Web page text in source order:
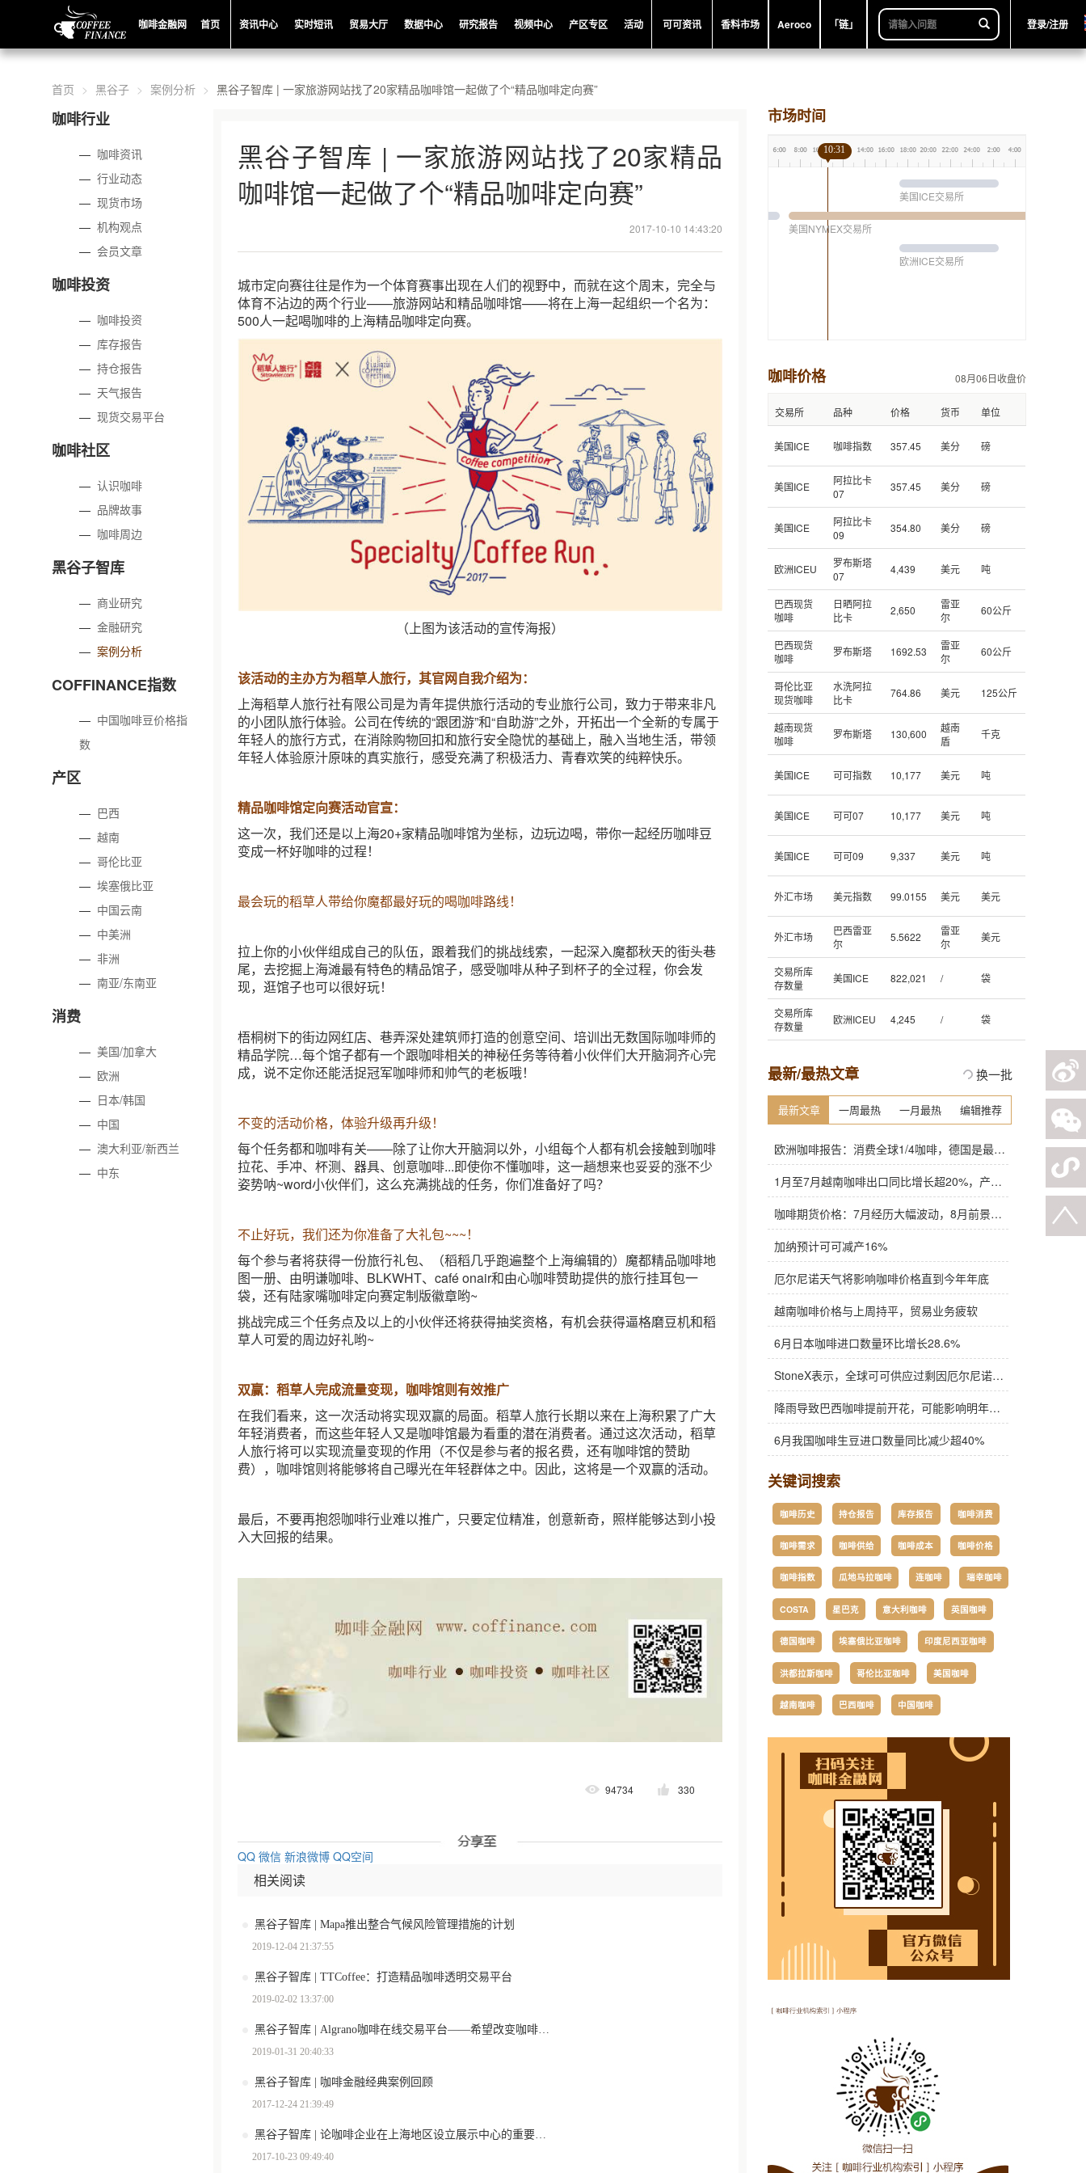
咖啡金融网 首页 资讯中心 实时短讯 贸易大厅 数据中心 研究报告 视频中心 产区专区 活动 可可资讯 香料市场 Aeroco 「链」 登录/注册
首页 黑谷子 案例分析 黑谷子智库 | 一家旅游网站找了20家精品咖啡馆一起做了个“精品咖啡定向赛”
咖啡行业
— 咖啡资讯
—行业动态
—现货市场
—机构观点
—会员文章
咖啡投资
— 咖啡投资
— 库存报告
—持仓报告
— 天气报告
—现货交易平台
咖啡社区
—认识咖啡
— 品牌故事
— 咖啡周边
黑谷子智库
— 商业研究
—金融研究
—案例分析
COFFINANCE指数
— 中国咖啡豆价格指
数
产区
— 巴西
—越南
—哥伦比亚
—埃塞俄比亚
— 中国云南
— 中美洲
—非洲
—南亚/东南亚
消费
—美国/加拿大
— 欧洲
— 日本/韩国
— 中国
— 澳大利亚/新西兰
— 中东
黑谷子智库 | 一家旅游网站找了20家精品
咖啡馆一起做了个“精品咖啡定向赛”
2017-10-10 14:43:20
城市定向赛往往是作为一个体育赛事出现在人们的视野中，而就在这个周末，完全与
体育不沾边的两个行业——旅游网站和精品咖啡馆——将在上海一起组织一个名为：
500人一起喝咖啡的上海精品咖啡定向赛。
（上图为该活动的宣传海报）
该活动的主办方为稻草人旅行，其官网自我介绍为：
上海稻草人旅行社有限公司是为青年提供旅行活动的专业旅行公司，致力于带来非凡
的小团队旅行体验。公司在传统的“跟团游”和“自助游”之外，开拓出一个全新的专属于
年轻人的旅行方式，在消除购物回扣和旅行安全隐忧的基础上，融入当地生活，带领
年轻人体验原汁原味的真实旅行，感受充满了积极活力、青春欢笑的纯粹快乐。
精品咖啡馆定向赛活动官宣：
这一次，我们还是以上海20+家精品咖啡馆为坐标，边玩边喝，带你一起经历咖啡豆
变成一杯好咖啡的过程！
最会玩的稻草人带给你魔都最好玩的喝咖啡路线！
拉上你的小伙伴组成自己的队伍，跟着我们的挑战线索，一起深入魔都秋天的街头巷
尾，去挖掘上海滩最有特色的精品馆子，感受咖啡从种子到杯子的全过程，你会发
现，逛馆子也可以很好玩！
梧桐树下的街边网红店、巷弄深处建筑师打造的创意空间、培训出无数国际咖啡师的
精品学院…每个馆子都有一个跟咖啡相关的神秘任务等待着小伙伴们大开脑洞齐心完
成，说不定你还能活捉冠军咖啡师和帅气的老板哦！
不变的活动价格，体验升级再升级！
每个任务都和咖啡有关——除了让你大开脑洞以外，小组每个人都有机会接触到咖啡
拉花、手冲、杯测、器具、创意咖啡...即使你不懂咖啡，这一趟想来也妥妥的涨不少
姿势呐~word小伙伴们，这么充满挑战的任务，你们准备好了吗？
不止好玩，我们还为你准备了大礼包~~~！
每个参与者将获得一份旅行礼包、（稻稻几乎跑遍整个上海编辑的）魔都精品咖啡地
图一册、由明谦咖啡、BLKWHT、café onair和由心咖啡赞助提供的旅行挂耳包一
袋，还有陆家嘴咖啡定向赛定制版徽章哟~
挑战完成三个任务点及以上的小伙伴还将获得抽奖资格，有机会获得逼格磨豆机和稻
草人可爱的周边好礼哟~
双赢：稻草人完成流量变现，咖啡馆则有效推广
在我们看来，这一次活动将实现双赢的局面。稻草人旅行长期以来在上海积累了广大
年轻消费者，而这些年轻人又是咖啡馆最为看重的潜在消费者。通过这次活动，稻草
人旅行将可以实现流量变现的作用（不仅是参与者的报名费，还有咖啡馆的赞助
费），咖啡馆则将能够将自己曝光在年轻群体之中。因此，这将是一个双赢的活动。
最后，不要再抱怨咖啡行业难以推广，只要定位精准，创意新奇，照样能够达到小投
入大回报的结果。
94734 330
QQ 微信 新浪微博 QQ空间
相关阅读
黑谷子智库 | Mapa推出整合气候风险管理措施的计划
2019-12-04 21:37:55
黑谷子智库 | TTCoffee：打造精品咖啡透明交易平台
2019-02-02 13:37:00
2019-01-31 20:40:33
黑谷子智库 | 咖啡金融经典案例回顾
2017-12-24 21:39:49
2017-10-23 09:49:40
市场时间
美国ICE交易所
美国NYMEX交易所
欧洲ICE交易所
10:31
咖啡价格 08月06日收盘价
交易所 品种 价格 货币 单位
美国ICE 咖啡指数 357.45 美分 磅
美国ICE
阿拉比卡
07
357.45 美分 磅
美国ICE
阿拉比卡
09
354.80 美分 磅
欧洲ICEU
罗布斯塔
07
4,439 美元 吨
巴西现货
咖啡
日晒阿拉
比卡
2,650
雷亚
尔
60公斤
巴西现货
咖啡
罗布斯塔 1692.53
雷亚
尔
60公斤
哥伦比亚
现货咖啡
水洗阿拉
比卡
764.86 美元 125公斤
越南现货
咖啡
罗布斯塔 130,600
越南
盾
千克
美国ICE 可可指数 10,177 美元 吨
美国ICE 可可07 10,177 美元 吨
美国ICE 可可09 9,337 美元 吨
外汇市场 美元指数 99.0155 美元 美元
外汇市场
巴西雷亚
尔
5.5622
雷亚
尔
美元
交易所库
存数量
美国ICE 822,021 / 袋
交易所库
存数量
欧洲ICEU 4,245 / 袋
最新/最热文章 换一批
最新文章 一周最热 一月最热 编辑推荐
欧洲咖啡报告：消费全球1/4咖啡，德国是最大进口国，意大利在烘焙咖啡生产中领先
1月至7月越南咖啡出口同比增长超20%，产量也将是过去四年来最高
咖啡期货价格：7月经历大幅波动，8月前景依旧不明朗
加纳预计可可减产16%
厄尔尼诺天气将影响咖啡价格直到今年年底
越南咖啡价格与上周持平，贸易业务疲软
6月日本咖啡进口数量环比增长28.6%
StoneX表示，全球可可供应过剩因厄尔尼诺而萎缩
降雨导致巴西咖啡提前开花，可能影响明年产量，造成近期价格波动极不稳定
6月我国咖啡生豆进口数量同比减少超40%
关键词搜索
咖啡历史 持仓报告 库存报告 咖啡消费
咖啡需求 咖啡供给 咖啡成本 咖啡价格
咖啡指数 瓜地马拉咖啡 连咖啡 瑞幸咖啡
COSTA 星巴克 意大利咖啡 英国咖啡
德国咖啡 埃塞俄比亚咖啡 印度尼西亚咖啡
洪都拉斯咖啡 哥伦比亚咖啡 美国咖啡
越南咖啡 巴西咖啡 中国咖啡